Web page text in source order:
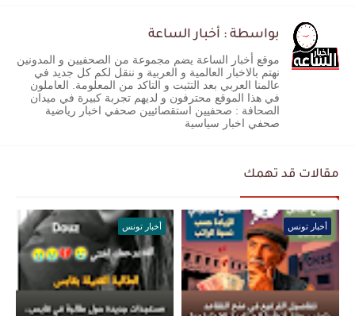
بواسطة : أخبار الساعة
موقع أخبار الساعة يضم مجموعة من الصحفيين و المدونين
نهتم بالاخبار العالمية و العربية و ننقل لكم كل جديد في
عالمنا العربي بعد التثبت و التاكد من المعلومة. العاملون
في هذا الموقع محترفون و لديهم تجربة كبيرة في ميدان
الصحافة : صحفيين استقصائيين صحفي اخبار رياضية
صحفي اخبار سياسية
مقالات قد تهمك
أخبار تونس أخبار تونس